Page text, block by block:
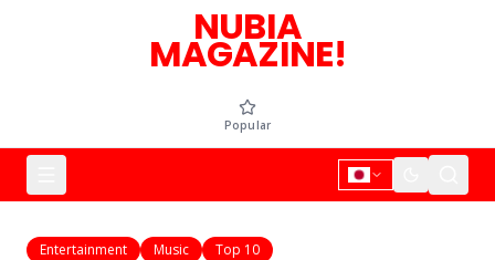
NUBIA
MAGAZINE!
Popular
Entertainment Music Top 10